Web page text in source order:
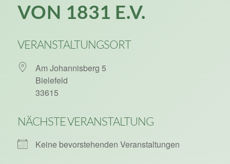
VON 1831 E.V.
VERANSTALTUNGSORT
Am Johannisberg 5
Bielefeld
33615
NÄCHSTE VERANSTALTUNG
Keine bevorstehenden Veranstaltungen